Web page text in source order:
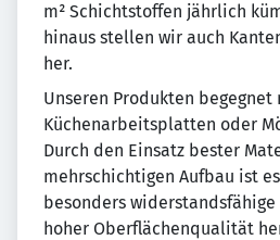
m² Schichtstoffen jährlich
hinaus stellen wir auch
her.
Unseren Produkten begegnet
Küchenarbeitsplatten oder
Durch den Einsatz bester
mehrschichtigen Aufbau ist
besonders
hoher Oberflächenqualität